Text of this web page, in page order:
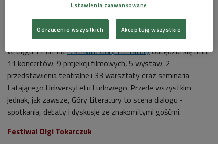
W trakcie festiwalu odbędzie się ponad 150
W ciągu 11 dni nafestiwalu Góry Literaturyodbędzie się m.in.
11 koncertów, 9 projekcji filmowych, 5 wystaw, 2
przedstawienia teatralne i 33 warsztaty oraz seminaria
Latającego Uniwersytetu Ludowego. Przede wszystkim
jednak, jak zawsze, Góry Literatury to scena dialogu -
spotkania, debaty i dyskusje ze znakomitymi gośćmi.
Festiwal Olgi Tokarczuk
Ustawienia zaawansowane
Odrzucenie wszystkich Akceptuję wszystkie